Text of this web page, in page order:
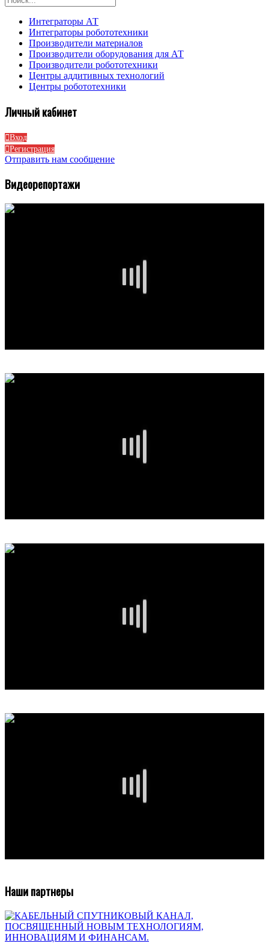
Интеграторы АТ
Интеграторы робототехники
Производители материалов
Производители оборудования для АТ
Производители робототехники
Центры аддитивных технологий
Центры робототехники
Личный кабинет
Вход
Регистрация
Отправить нам сообщение
Видеорепортажи
Наши партнеры